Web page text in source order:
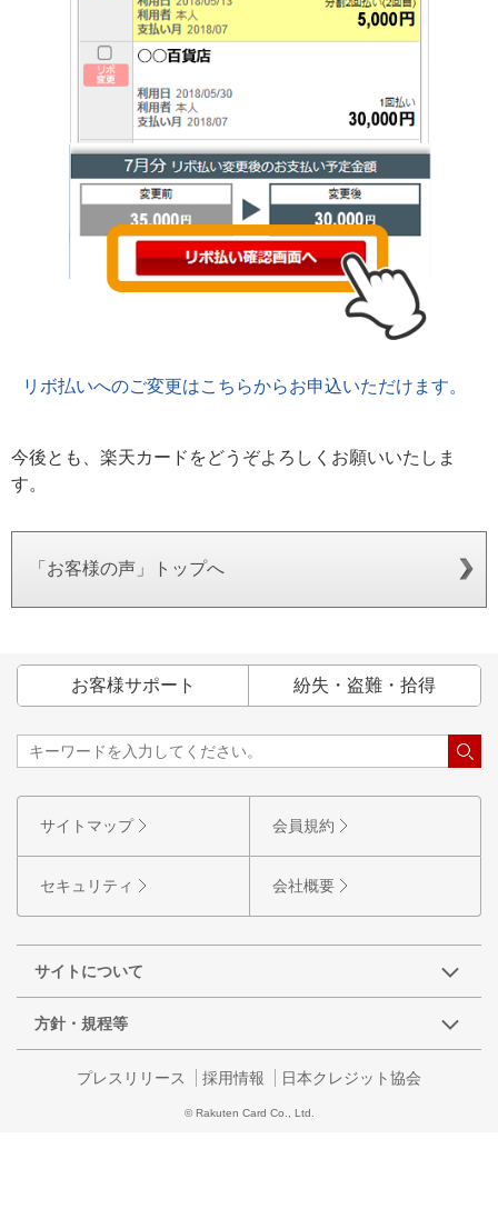
リボ払いへのご変更はこちらからお申込いただけます。
今後とも、楽天カードをどうぞよろしくお願いいたしま
す。
「お客様の声」トップへ
お客様サポート 紛失・盗難・拾得
サイトマップ 会員規約
セキュリティ 会社概要
サイトについて
方針・規程等
プレスリリース 採用情報 日本クレジット協会
© Rakuten Card Co., Ltd.